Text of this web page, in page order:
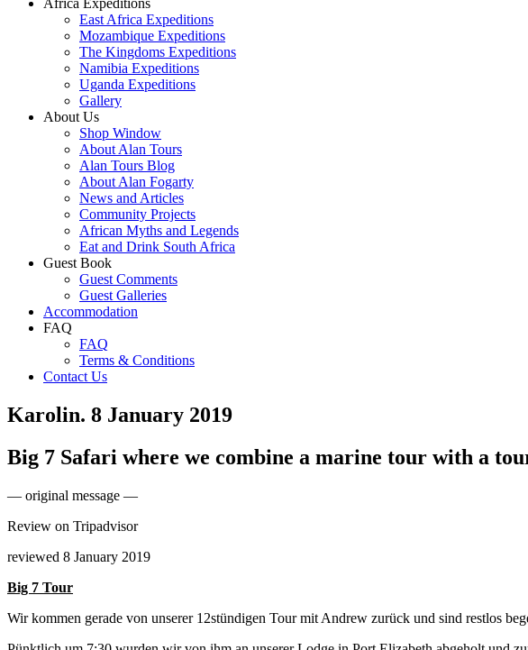
Africa Expeditions
East Africa Expeditions
Mozambique Expeditions
The Kingdoms Expeditions
Namibia Expeditions
Uganda Expeditions
Gallery
About Us
Shop Window
About Alan Tours
Alan Tours Blog
About Alan Fogarty
News and Articles
Community Projects
African Myths and Legends
Eat and Drink South Africa
Guest Book
Guest Comments
Guest Galleries
Accommodation
FAQ
FAQ
Terms & Conditions
Contact Us
Karolin. 8 January 2019
Big 7 Safari where we combine a marine tour with a
— original message —
Review on Tripadvisor
reviewed 8 January 2019
Big 7 Tour
Wir kommen gerade von unserer 12stündigen Tour mit Andrew zurück und sind restlos